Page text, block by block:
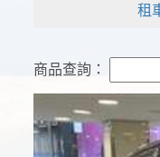
租
商品查詢：